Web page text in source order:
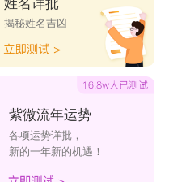
选用有“马”、“午”之
精神”的干劲，积极努
、骋、骏、骞、腾、
的名字宜选用
姓名详批
揭秘姓名吉凶
紫微流年运势
各项运势详批，
新的一年新的机遇！